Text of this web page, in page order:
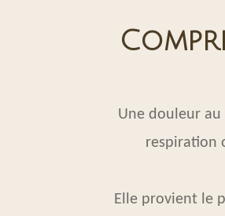
Une douleur au
respiration
Elle provient le